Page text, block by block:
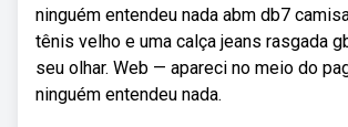
ninguém entendeu nada abm db7
tênis velho e uma calça jeans rasgada
seu olhar. Web — apareci no meio do
ninguém entendeu nada.